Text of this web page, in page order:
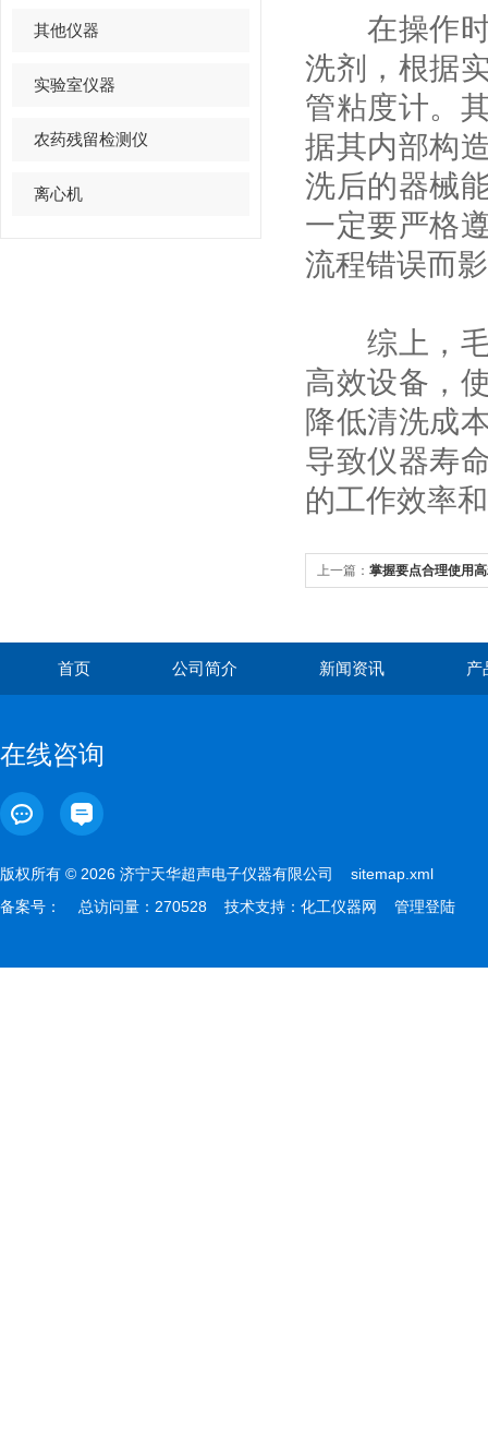
其他仪器
实验室仪器
农药残留检测仪
离心机
在操作时
洗剂，根据
管粘度计。
据其内部构
洗后的器械
一定要严格
流程错误而
综上，毛
高效设备，
降低清洗成
导致仪器寿
的工作效率
上一篇： 掌握要点合理使用
首页 公司简介 新闻资讯 产
在线咨询
版权所有 © 2026 济宁天华超声电子仪器有限公司 sitemap.xml
备案号：
总访问量：270528 技术支持： 化工仪器网 管理登陆